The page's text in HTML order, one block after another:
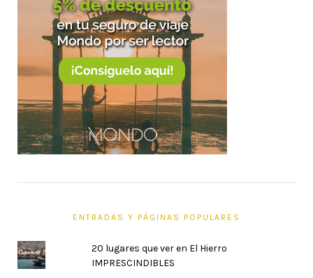
ENTRADAS Y PÁGINAS POPULARES
20 lugares que ver en El Hierro
IMPRESCINDIBLES